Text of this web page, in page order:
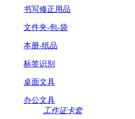
书写修正用品
文件夹-包-袋
本册-纸品
标签识别
桌面文具
办公文具
工作证卡套